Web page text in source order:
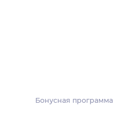
Бонусная программа